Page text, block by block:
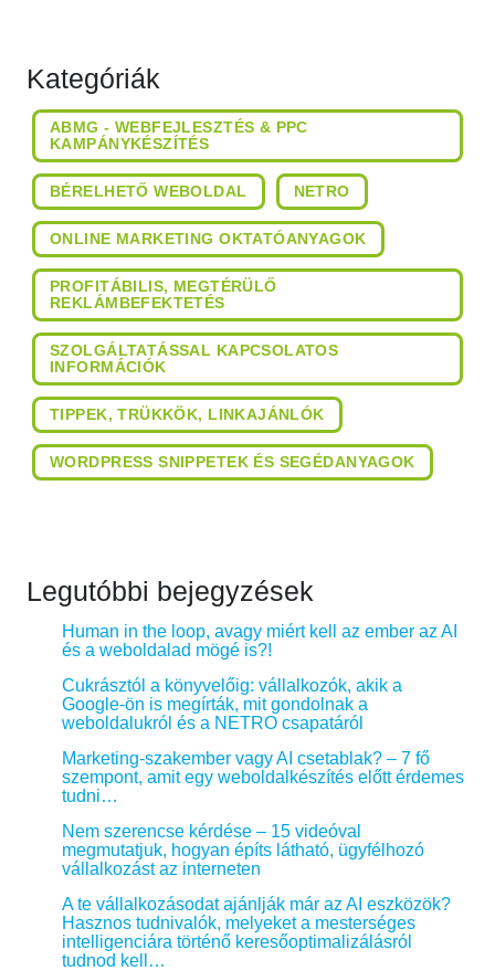
Kategóriák
ABMG - WEBFEJLESZTÉS & PPC
KAMPÁNYKÉSZÍTÉS
BÉRELHETŐ WEBOLDAL NETRO
ONLINE MARKETING OKTATÓANYAGOK
PROFITÁBILIS, MEGTÉRÜLŐ
REKLÁMBEFEKTETÉS
SZOLGÁLTATÁSSAL KAPCSOLATOS
INFORMÁCIÓK
TIPPEK, TRÜKKÖK, LINKAJÁNLÓK
WORDPRESS SNIPPETEK ÉS SEGÉDANYAGOK
Legutóbbi bejegyzések
Human in the loop, avagy miért kell az ember az AI
és a weboldalad mögé is?!
Cukrásztól a könyvelőig: vállalkozók, akik a
Google-ön is megírták, mit gondolnak a
weboldalukról és a NETRO csapatáról
Marketing-szakember vagy AI csetablak? – 7 fő
szempont, amit egy weboldalkészítés előtt érdemes
tudni…
Nem szerencse kérdése – 15 videóval
megmutatjuk, hogyan építs látható, ügyfélhozó
vállalkozást az interneten
A te vállalkozásodat ajánlják már az AI eszközök?
Hasznos tudnivalók, melyeket a mesterséges
intelligenciára történő keresőoptimalizálásról
tudnod kell…